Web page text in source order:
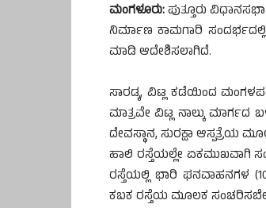
ಮಂಗಳೂರು:ಪುತ್ತೂರು
ನಿರ್ಮಾಣ ಕಾಮಗಾರಿ
ಮಾಡಿ ಆದೇಶಿಸಲಾಗಿದೆ.
ಸಾರಡ್ಕ, ವಿಟ್ಲ ಕಡೆಯಿಂದ
ಮಾತ್ರವೇ ವಿಟ್ಲ ನಾಲ್ಕು
ದೇವಸ್ಥಾನ, ಸುರಕ್ಷಾ ಆಸ್ಪತ್ರೆಯ
ಹಾಲಿ ರಸ್ತೆಯಲ್ಲೇ ಏಕಮುಖವಾಗಿ
ರಸ್ತೆಯಲ್ಲಿ ಭಾರಿ ಘನವಾಹನಗಳ
ಕಬಕ ರಸ್ತೆಯ ಮೂಲಕ